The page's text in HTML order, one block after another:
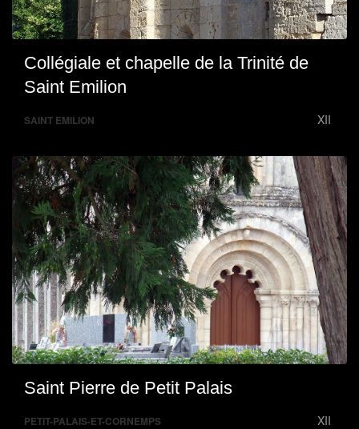
Collégiale et chapelle de la Trinité de
Saint Emilion
SAINT EMILION XII
Saint Pierre de Petit Palais
PETIT-PALAIS-ET-CORNEMPS XII